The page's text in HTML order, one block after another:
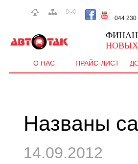
044 230
О НАС ПРАЙС-ЛИСТ
Названы
14.09.2012